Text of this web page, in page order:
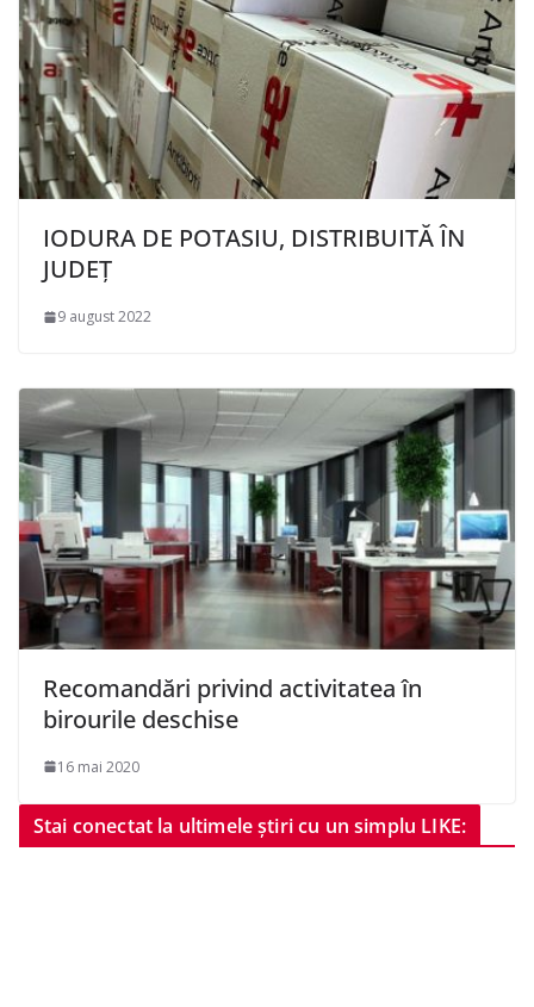
IODURA DE POTASIU, DISTRIBUITĂ ÎN
JUDEȚ
9 august 2022
Recomandări privind activitatea în
birourile deschise
16 mai 2020
Stai conectat la ultimele știri cu un simplu LIKE: